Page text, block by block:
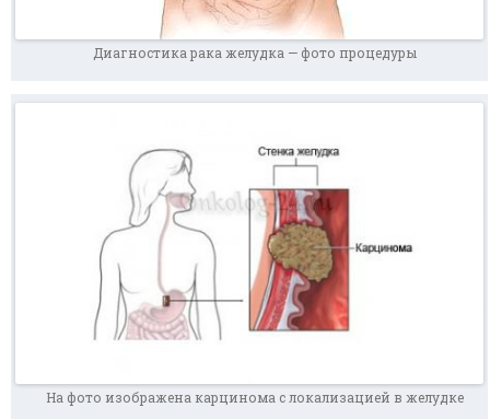
Диагностика рака желудка — фото процедуры
На фото изображена карцинома с локализацией в желудке